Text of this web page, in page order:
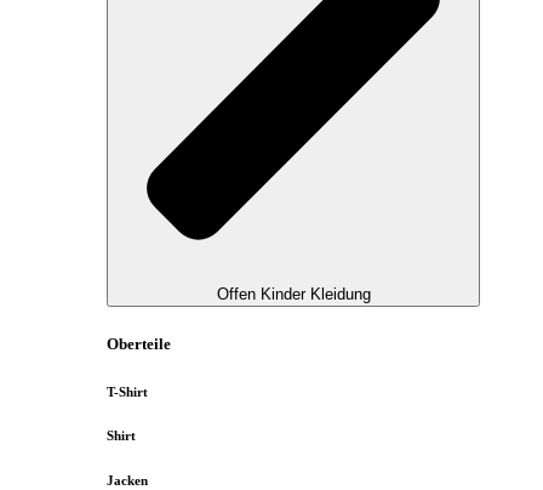
Offen Kinder Kleidung
Oberteile
T-Shirt
Shirt
Jacken